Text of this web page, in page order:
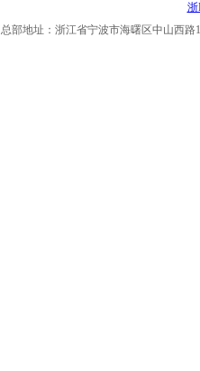
浙
总部地址：浙江省宁波市海曙区中山西路